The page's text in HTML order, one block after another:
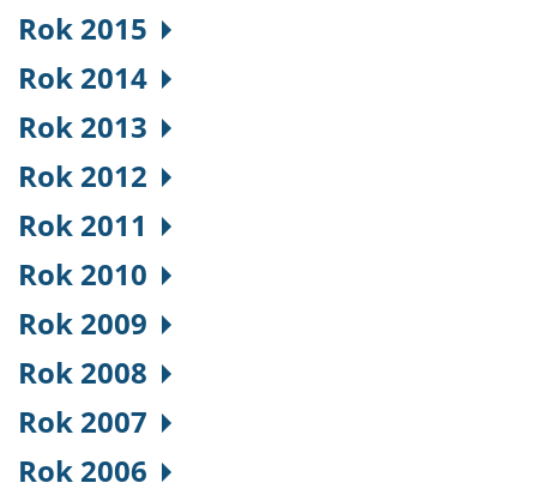
Rok 2015
Rok 2014
Rok 2013
Rok 2012
Rok 2011
Rok 2010
Rok 2009
Rok 2008
Rok 2007
Rok 2006